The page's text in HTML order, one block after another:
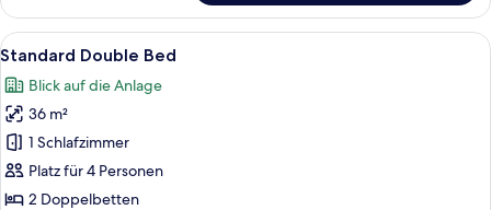
Suite
King
Alle
Fotos
für
Standard
Double
Bed
anzeigen
Ein Hotelzimmer mit zwei Betten,
3
Standard Double Bed
Blick auf die Anlage
36 m²
1 Schlafzimmer
Platz für 4 Personen
2 Doppelbetten